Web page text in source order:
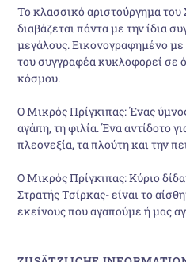
Το κλασσικό αριστούργημα του
διαβάζεται πάντα με την ίδια
μεγάλους. Εικονογραφημένο με
του συγγραφέα κυκλοφορεί σε
κόσμου.
Ο Μικρός Πρίγκιπας: Ένας
αγάπη, τη φιλία. Ένα αντίδοτο
πλεονεξία, τα πλούτη και την
Ο Μικρός Πρίγκιπας: Κύριο
Στρατής Τσίρκας- είναι το
εκείνους που αγαπούμε ή μας